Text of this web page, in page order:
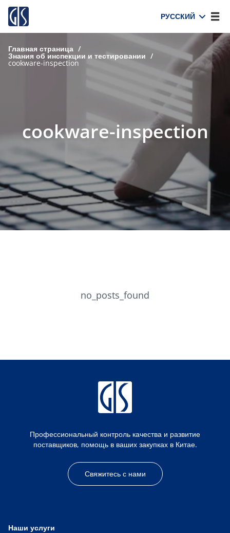
РУССКИЙ
Главная страница /
Знания об инспекции и тестировании /
cookware-inspection
cookware-inspection
no_posts_found
Профессиональный контроль качества и развитие
поставщиков, помощь в ваших закупках в Китае.
Свяжитесь с нами
Наши услуги